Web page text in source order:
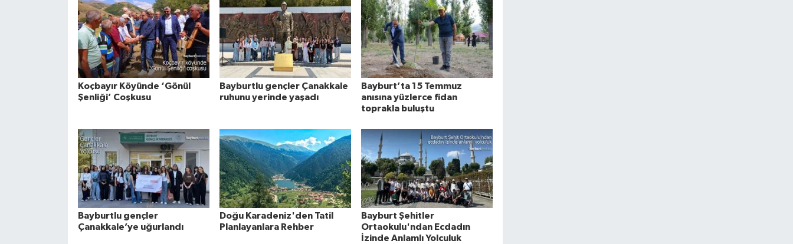
Koçbayır Köyünde ‘Gönül
Şenliği’ Coşkusu
Bayburtlu gençler Çanakkale
ruhunu yerinde yaşadı
Bayburt’ta 15 Temmuz
anısına yüzlerce fidan
toprakla buluştu
Bayburtlu gençler
Çanakkale’ye uğurlandı
Doğu Karadeniz'den Tatil
Planlayanlara Rehber
Bayburt Şehitler
Ortaokulu'ndan Ecdadın
İzinde Anlamlı Yolculuk